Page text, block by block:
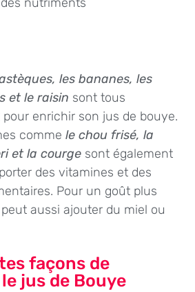
les bananes, les
et le raisin sont tous
pour enrichir son jus de bouye.
comme le chou frisé, la
et la courge sont également
des vitamines et des
Pour un goût plus
aussi ajouter du miel ou
façons de
jus de Bouye